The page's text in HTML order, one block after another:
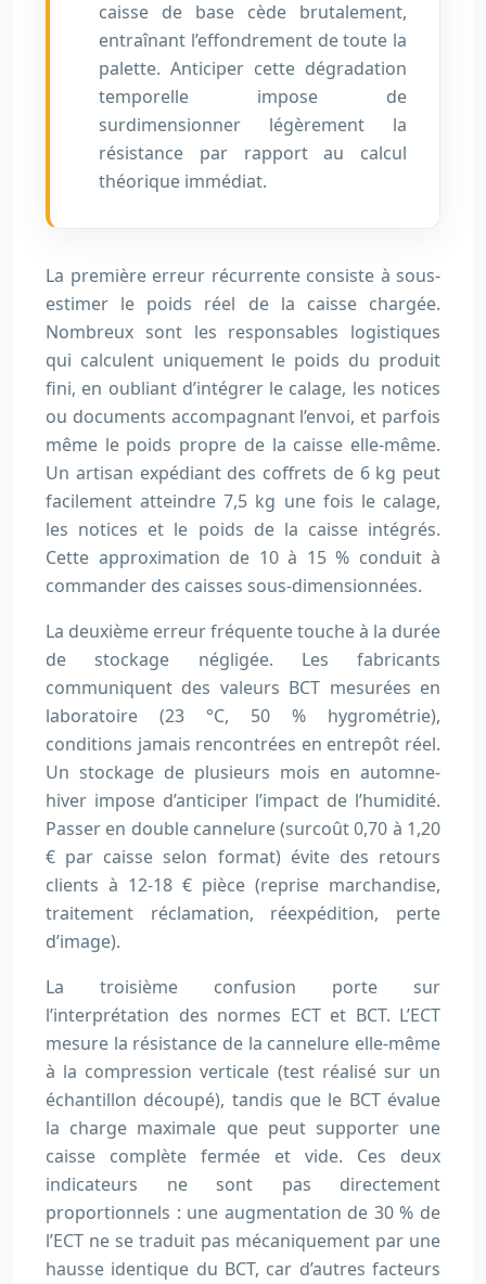
caisse de base cède brutalement,
entraînant l’effondrement de toute la
palette. Anticiper cette dégradation
temporelle impose de
surdimensionner légèrement la
résistance par rapport au calcul
théorique immédiat.
La première erreur récurrente consiste à sous-
estimer le poids réel de la caisse chargée.
Nombreux sont les responsables logistiques
qui calculent uniquement le poids du produit
fini, en oubliant d’intégrer le calage, les notices
ou documents accompagnant l’envoi, et parfois
même le poids propre de la caisse elle-même.
Un artisan expédiant des coffrets de 6 kg peut
facilement atteindre 7,5 kg une fois le calage,
les notices et le poids de la caisse intégrés.
Cette approximation de 10 à 15 % conduit à
commander des caisses sous-dimensionnées.
La deuxième erreur fréquente touche à la durée
de stockage négligée. Les fabricants
communiquent des valeurs BCT mesurées en
laboratoire (23 °C, 50 % hygrométrie),
conditions jamais rencontrées en entrepôt réel.
Un stockage de plusieurs mois en automne-
hiver impose d’anticiper l’impact de l’humidité.
Passer en double cannelure (surcoût 0,70 à 1,20
€ par caisse selon format) évite des retours
clients à 12-18 € pièce (reprise marchandise,
traitement réclamation, réexpédition, perte
d’image).
La troisième confusion porte sur
l’interprétation des normes ECT et BCT. L’ECT
mesure la résistance de la cannelure elle-même
à la compression verticale (test réalisé sur un
échantillon découpé), tandis que le BCT évalue
la charge maximale que peut supporter une
caisse complète fermée et vide. Ces deux
indicateurs ne sont pas directement
proportionnels : une augmentation de 30 % de
l’ECT ne se traduit pas mécaniquement par une
hausse identique du BCT, car d’autres facteurs